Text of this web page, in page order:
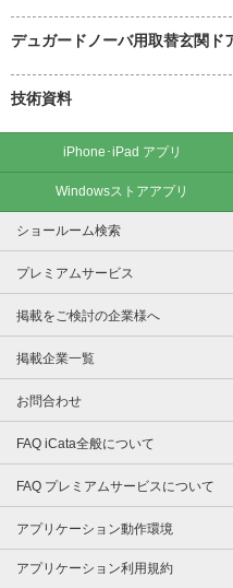
デュガードノーバ用取替玄関ド
技術資料
iPhone･iPad アプリ
Windowsストアアプリ
ショールーム検索
プレミアムサービス
掲載をご検討の企業様へ
掲載企業一覧
お問合わせ
FAQ iCata全般について
FAQ プレミアムサービスについて
アプリケーション動作環境
アプリケーション利用規約